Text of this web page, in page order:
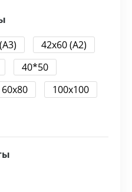
42x60 (А2)
40*50
60x80
100x100